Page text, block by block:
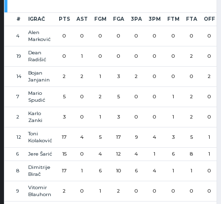
# IGRAČ PTS AST FGM FGA 3PA 3PM FTM FTA OFF
4
Alen
Marković
0 0 0 0 0 0 0 0 0
19
Dean
Radišić
0 1 0 0 0 0 0 2 0
14
Bojan
Janjanin
2 2 1 3 2 0 0 0 2
7
Mario
Spudić
5 0 2 5 0 0 1 2 0
2
Karlo
Zanki
3 0 1 3 0 0 1 2 0
12
Toni
Kolaković
17 4 5 17 9 4 3 5 1
6 Jere Šarić 15 0 4 12 4 1 6 8 1
8
Dimitrije
Birač
17 1 6 10 6 4 1 1 0
9
Vitomir
Blauhorn
2 0 1 2 0 0 0 0 0